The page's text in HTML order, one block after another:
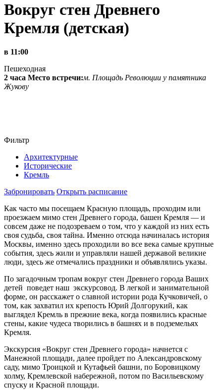
Вокруг стен Древнего
Кремля (детская)
в 11:00
Пешеходная
2 часа Место встречи:м. Площадь Революции у памятника
Жукову
Фильтр
Архитектурные
Исторические
Кремль
Забронировать Открыть расписание
Как часто мы посещаем Красную площадь, проходим или
проезжаем мимо стен Древнего города, башен Кремля — и
совсем даже не подозреваем о том, что у каждой из них есть
своя судьба, своя тайна. Именно отсюда начиналась история
Москвы, именно здесь проходили во все века самые крупные
события, здесь жили и управляли нашей державой великие
люди, здесь же отмечались праздники и объявлялись указы.
По загадочным тропам вокруг стен Древнего города Ваших
детей поведет наш экскурсовод. В легкой и занимательной
форме, он расскажет о славной истории рода Кучковичей, о
том, как захватил их крепость Юрий Долгорукий, как
выглядел Кремль в прежние века, когда появились красные
стены, какие чудеса творились в башнях и в подземельях
Кремля.
Экскурсия «Вокруг стен Древнего города» начнется с
Манежной площади, далее пройдет по Александровскому
саду, мимо Троицкой и Кутафьей башни, по Боровицкому
холму, Кремлевской набережной, потом по Васильевскому
спуску и Красной площади.